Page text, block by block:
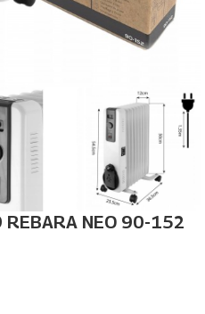
NEO 90-152